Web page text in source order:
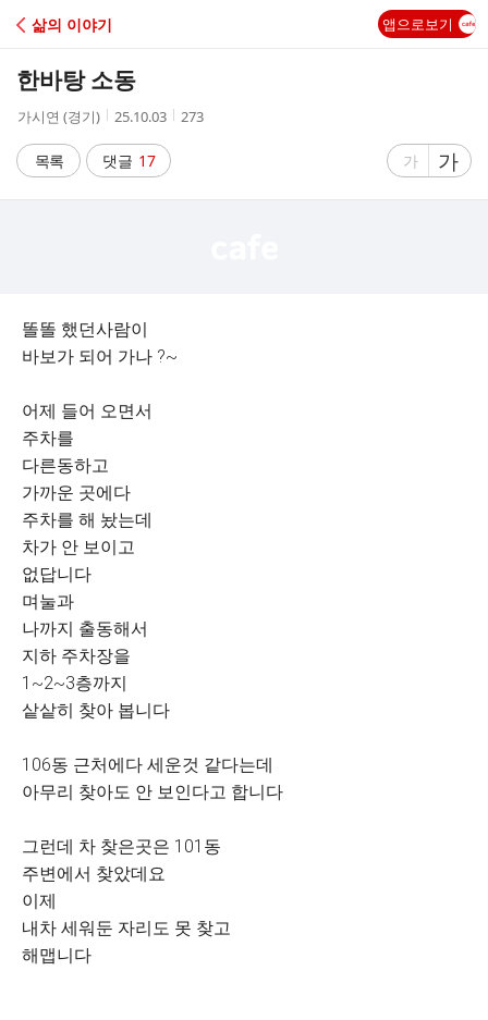
C
A
삶의 이야기 앱으로보기
한바탕 소동
작
자
가시연 (경기)
작
시
간
25.10.03
조
273
목록 댓글 17
글
가
글
자
가
똘똘 했던사람이
바보가 되어 가나 ?~
어제 들어 오면서
주차를
다른동하고
가까운 곳에다
주차를 해 놨는데
차가 안 보이고
없답니다
며눌과
나까지 출동해서
지하 주차장을
1~2~3층까지
샅샅히 찾아 봅니다
106동 근처에다 세운것 같다는데
아무리 찾아도 안 보인다고 합니다
그런데 차 찾은곳은 101동
주변에서 찾았데요
이제
내차 세워둔 자리도 못 찾고
해맵니다